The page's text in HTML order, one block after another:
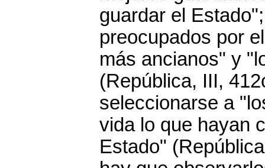
guardar el
preocupados por
más ancianos" y
(República, III,
seleccionarse a
vida lo que hayan
Estado"